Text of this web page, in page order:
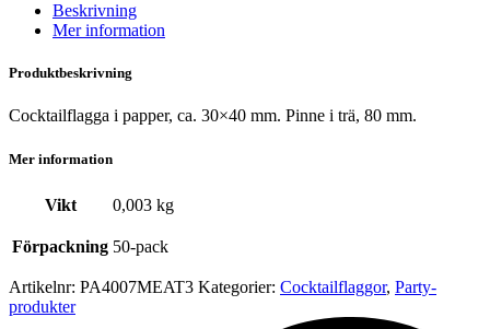
Beskrivning
Mer information
Produktbeskrivning
Cocktailflagga i papper, ca. 30×40 mm. Pinne i trä, 80 mm.
Mer information
Vikt 0,003 kg
Förpackning 50-pack
Artikelnr: PA4007MEAT3 Kategorier: Cocktail­flaggor, Party­­
produkter